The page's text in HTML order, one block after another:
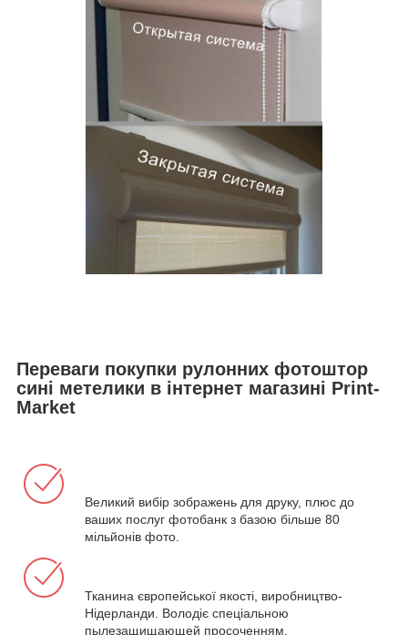
Переваги покупки рулонних фотоштор
сині метелики в інтернет магазині Print-
Market
Великий вибір зображень для друку, плюс до
ваших послуг фотобанк з базою більше 80
мільйонів фото.
Тканина європейської якості, виробництво-
Нідерланди. Володіє спеціальною
пылезащищающей просоченням.